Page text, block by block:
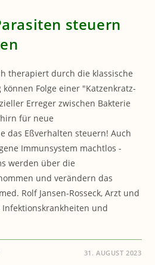
steuern
therapiert durch die klassische
Folge einer "Katzenkratz-
Erreger zwischen Bakterie
für neue
das Eßverhalten steuern! Auch
Immunsystem machtlos -
werden über die
und verändern das
Rolf Jansen-Rosseck, Arzt und
und
31. AUGUST 2023